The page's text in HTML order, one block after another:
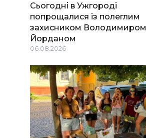
Сьогодні в Ужгороді
попрощалися із полеглим
захисником Володимиром
Йорданом
06.08.2026